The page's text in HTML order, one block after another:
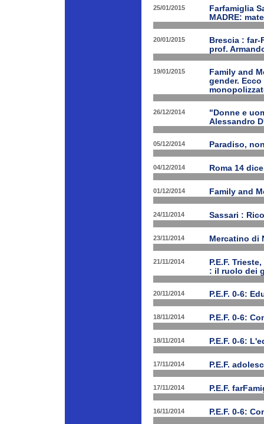
25/01/2015
Farfamiglia
MADRE:
20/01/2015
Brescia :
prof.
19/01/2015
Family and
gender.
26/12/2014
"Donne e
Alessandro
05/12/2014 Paradiso,
04/12/2014 Roma 14
01/12/2014 Family and
24/11/2014 Sassari :
23/11/2014 Mercatino di
21/11/2014
P.E.F.
: il ruolo dei
20/11/2014 P.E.F. 0-6:
18/11/2014 P.E.F. 0-6:
18/11/2014 P.E.F. 0-6:
17/11/2014 P.E.F.
17/11/2014 P.E.F.
16/11/2014 P.E.F. 0-6: